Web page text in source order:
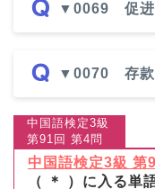
▼0069 促
▼0070 存
中国語検定3級
第91回 第4問
中国語検定3級 第
（ ＊ ）に入る単